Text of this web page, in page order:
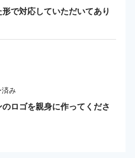
で対応していただいてあり
み
ロゴを親身に作ってくださ